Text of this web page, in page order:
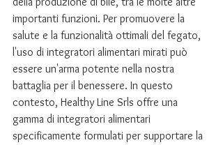
importanti funzioni. Per promuovere la
salute e la funzionalità ottimali del fegato,
l'uso di integratori alimentari mirati può
essere un'arma potente nella nostra
battaglia per il benessere. In questo
contesto, Healthy Line Srls offre una
gamma di integratori alimentari
specificamente formulati per supportare la